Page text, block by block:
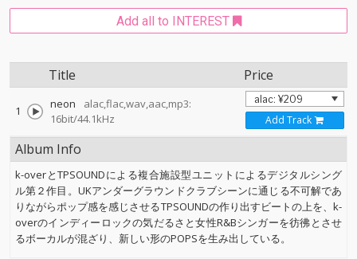
Add all to INTEREST
Title Price
1 neon
alac,flac,wav,aac,mp3:
16bit/44.1kHz
Add Track
Album Info
k-overとTPSOUNDによる複合施設型ユニットによるデジタルシング
ル第２作目。UKアンダーグラウンドクラブシーンに通じる不可解であ
りながらポップ感を感じさせるTPSOUNDの作り出すビートの上を、k-
overのインディーロックの気だるさと女性R&Bシンガーを彷彿とさせ
るボーカルが混ざり、新しい形のPOPSを生み出している。